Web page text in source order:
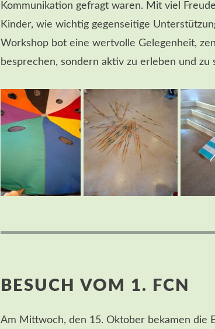
Kommunikation gefragt waren. Mit viel
Kinder, wie wichtig gegenseitige
Workshop bot eine wertvolle Gelegenheit,
besprechen, sondern aktiv zu erleben und zu
BESUCH VOM 1. FCN
Am Mittwoch, den 15. Oktober bekamen die